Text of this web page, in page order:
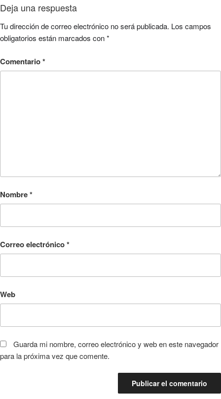
Deja una respuesta
Tu dirección de correo electrónico no será publicada. Los campos
obligatorios están marcados con*
Comentario*
Nombre*
Correo electrónico*
Web
Guarda mi nombre, correo electrónico y web en este navegador
para la próxima vez que comente.